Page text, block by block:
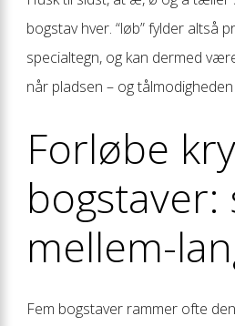
bogstav hver. “løb” fylder altså
specialtegn, og kan dermed
når pladsen – og
Forløbe
bogstaver:
mellem-
Fem bogstaver rammer ofte